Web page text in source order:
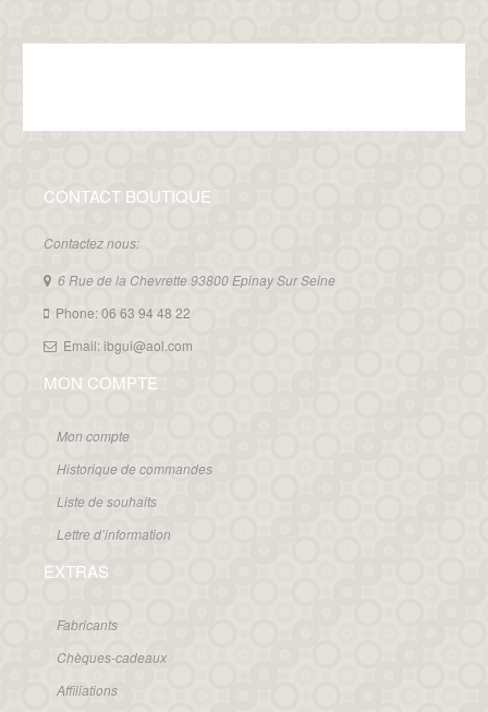
CONTACT BOUTIQUE
Contactez nous:
6 Rue de la Chevrette 93800 Epinay Sur Seine
Phone: 06 63 94 48 22
Email: ibgui@aol.com
MON COMPTE
Mon compte
Historique de commandes
Liste de souhaits
Lettre d’information
EXTRAS
Fabricants
Chèques-cadeaux
Affiliations